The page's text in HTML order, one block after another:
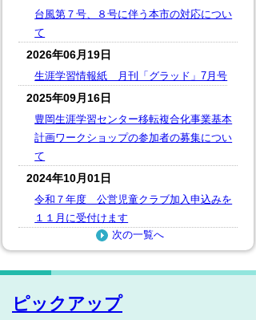
台風第７号、８号に伴う本市の対応につい
て
2026年06月19日
生涯学習情報紙 月刊「グラッド」7月号
2025年09月16日
豊岡生涯学習センター移転複合化事業基本
計画ワークショップの参加者の募集につい
て
2024年10月01日
令和７年度 公営児童クラブ加入申込みを
１１月に受付けます
次の一覧へ
ピックアップ